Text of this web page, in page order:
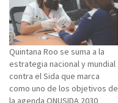
Quintana Roo se suma a la
estrategia nacional y mundial
contra el Sida que marca
como uno de los objetivos de
la agenda ONUSIDA 2030